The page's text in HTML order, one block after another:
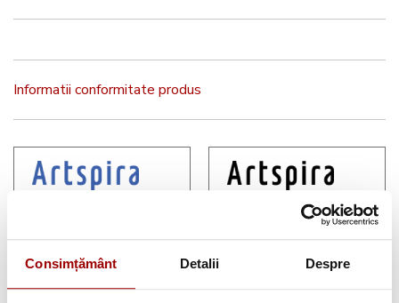
Consimțământ Detalii Despre
Informatii conformitate produs
Descopera aplicatia
pentru Android
Ai nevoie de
Descopera aplicatia
pentru iOS Brother